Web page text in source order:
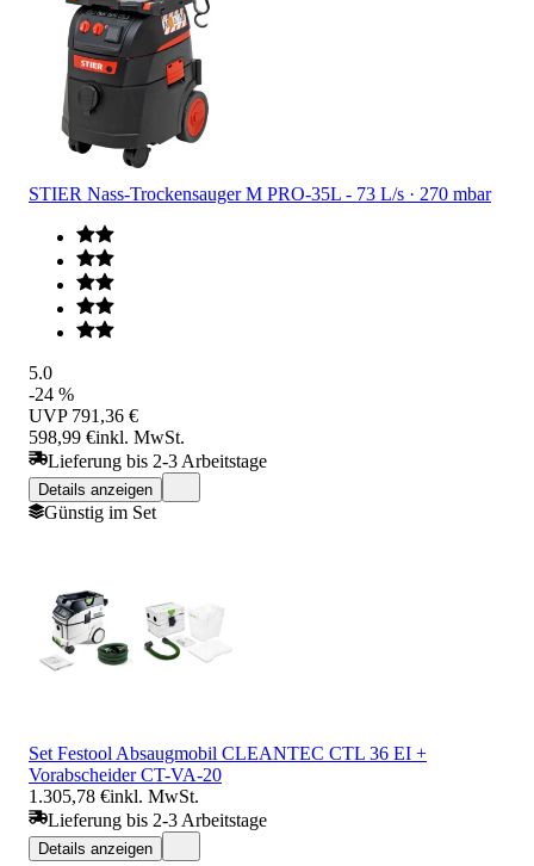
STIER Nass-Trockensauger M PRO-35L - 73 L/s · 270 mbar
5.0
-24 %
UVP 791,36 €
598,99 €inkl. MwSt.
Lieferung bis 2-3 Arbeitstage
Details anzeigen
Günstig im Set
Set Festool Absaugmobil CLEANTEC CTL 36 EI +
Vorabscheider CT-VA-20
1.305,78 €inkl. MwSt.
Lieferung bis 2-3 Arbeitstage
Details anzeigen